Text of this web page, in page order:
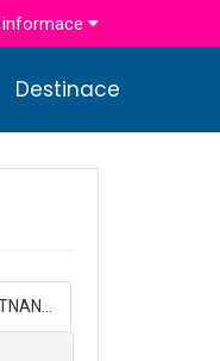
informace
Destinace